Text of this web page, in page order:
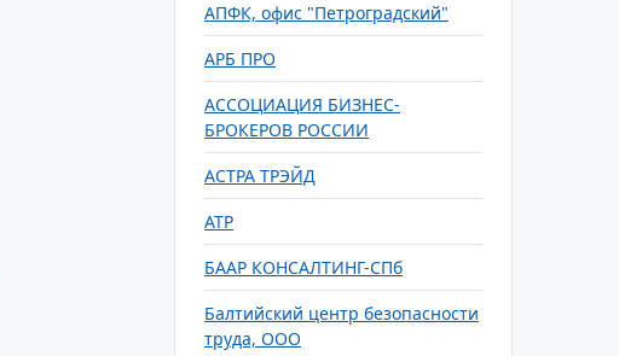
АПФК, офис "Петроградский"
АРБ ПРО
АССОЦИАЦИЯ БИЗНЕС-
БРОКЕРОВ РОССИИ
АСТРА ТРЭЙД
АТР
БААР КОНСАЛТИНГ-СПб
Балтийский центр безопасности
труда, ООО